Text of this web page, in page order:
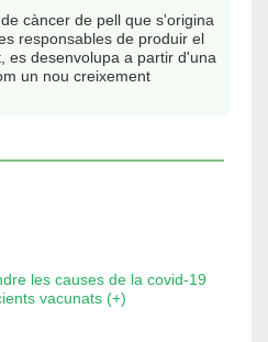
càncer de pell que s'origina
responsables de produir el
es desenvolupa a partir d'una
un nou creixement
les causes de la covid-19
vacunats (+)